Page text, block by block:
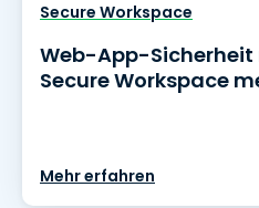
Secure Workspace
Web-App-
Secure Workspace
Mehr erfahren